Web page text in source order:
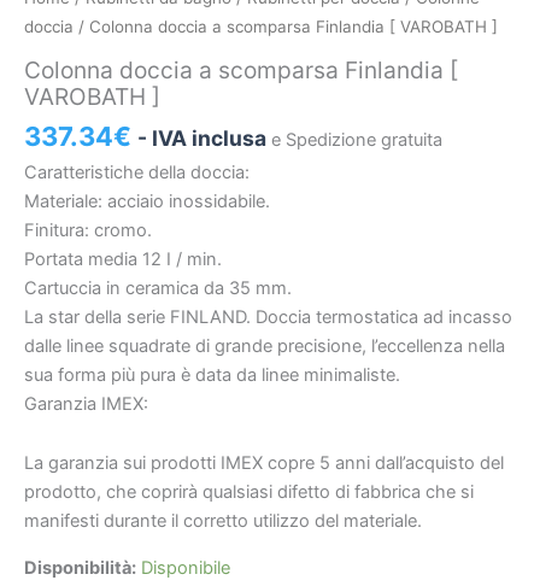
€579 €495
doccia / Colonna doccia a scomparsa Finlandia [ VAROBATH ]
Colonna doccia a scomparsa Finlandia [
VAROBATH ]
337.34€ - IVA inclusa e Spedizione gratuita
Caratteristiche della doccia:
Materiale: acciaio inossidabile.
Finitura: cromo.
Portata media 12 I / min.
Cartuccia in ceramica da 35 mm.
La star della serie FINLAND. Doccia termostatica ad incasso
dalle linee squadrate di grande precisione, l’eccellenza nella
sua forma più pura è data da linee minimaliste.
Garanzia IMEX:
La garanzia sui prodotti IMEX copre 5 anni dall’acquisto del
prodotto, che coprirà qualsiasi difetto di fabbrica che si
manifesti durante il corretto utilizzo del materiale.
Disponibilità: Disponibile
doccia
scomparsa
Finlandia
[
VAROBATH
]
quantità